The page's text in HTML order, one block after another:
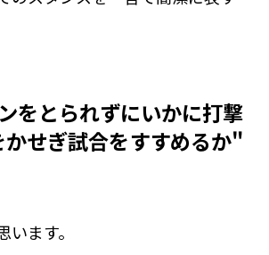
をとられずにいかに打撃
せぎ試合をすすめるか"
ます。